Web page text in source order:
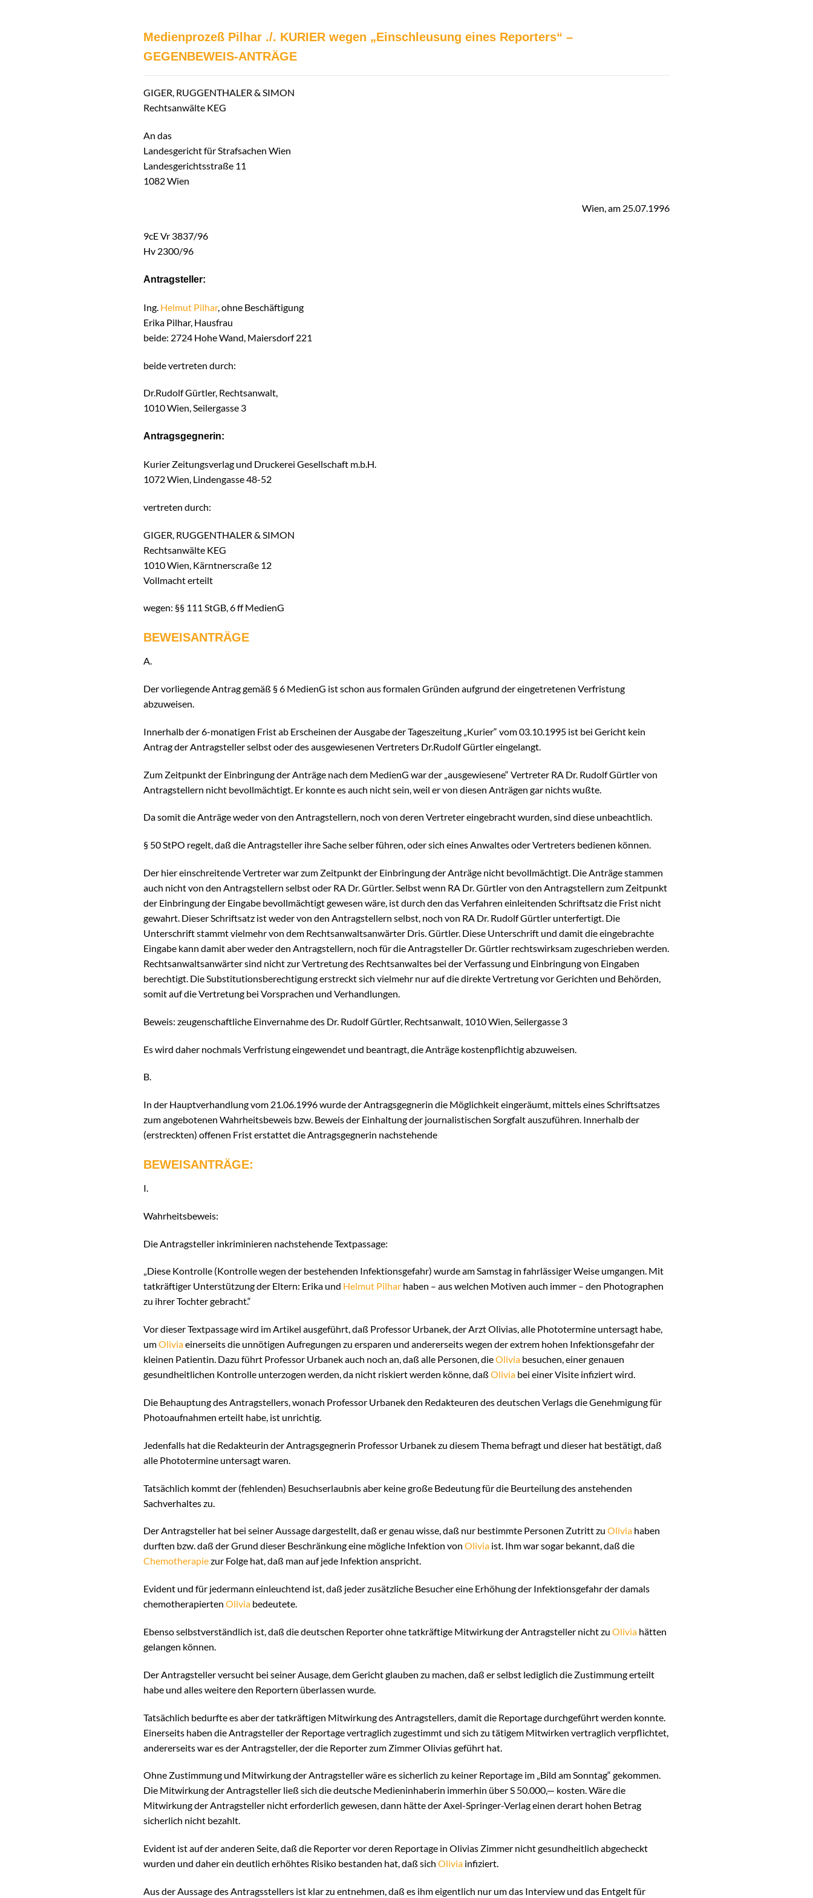
Medienprozeß Pilhar ./. KURIER wegen „Einschleusung eines Reporters“ –
GEGENBEWEIS-ANTRÄGE
GIGER, RUGGENTHALER & SIMON
Rechtsanwälte KEG
An das
Landesgericht für Strafsachen Wien
Landesgerichtsstraße 11
1082 Wien
Wien, am 25.07.1996
9cE Vr 3837/96
Hv 2300/96
Antragsteller:
Ing. Helmut Pilhar, ohne Beschäftigung
Erika Pilhar, Hausfrau
beide: 2724 Hohe Wand, Maiersdorf 221
beide vertreten durch:
Dr.Rudolf Gürtler, Rechtsanwalt,
1010 Wien, Seilergasse 3
Antragsgegnerin:
Kurier Zeitungsverlag und Druckerei Gesellschaft m.b.H.
1072 Wien, Lindengasse 48-52
vertreten durch:
GIGER, RUGGENTHALER & SIMON
Rechtsanwälte KEG
1010 Wien, Kärntnerscraße 12
Vollmacht erteilt
wegen: §§ 111 StGB, 6 ff MedienG
BEWEISANTRÄGE
A.
Der vorliegende Antrag gemäß § 6 MedienG ist schon aus formalen Gründen aufgrund der eingetretenen Verfristung
abzuweisen.
Innerhalb der 6-monatigen Frist ab Erscheinen der Ausgabe der Tageszeitung „Kurier“ vom 03.10.1995 ist bei Gericht kein
Antrag der Antragsteller selbst oder des ausgewiesenen Vertreters Dr.Rudolf Gürtler eingelangt.
Zum Zeitpunkt der Einbringung der Anträge nach dem MedienG war der „ausgewiesene“ Vertreter RA Dr. Rudolf Gürtler von
Antragstellern nicht bevollmächtigt. Er konnte es auch nicht sein, weil er von diesen Anträgen gar nichts wußte.
Da somit die Anträge weder von den Antragstellern, noch von deren Vertreter eingebracht wurden, sind diese unbeachtlich.
§ 50 StPO regelt, daß die Antragsteller ihre Sache selber führen, oder sich eines Anwaltes oder Vertreters bedienen können.
Der hier einschreitende Vertreter war zum Zeitpunkt der Einbringung der Anträge nicht bevollmächtigt. Die Anträge stammen
auch nicht von den Antragstellern selbst oder RA Dr. Gürtler. Selbst wenn RA Dr. Gürtler von den Antragstellern zum Zeitpunkt
der Einbringung der Eingabe bevollmächtigt gewesen wäre, ist durch den das Verfahren einleitenden Schriftsatz die Frist nicht
gewahrt. Dieser Schriftsatz ist weder von den Antragstellern selbst, noch von RA Dr. Rudolf Gürtler unterfertigt. Die
Unterschrift stammt vielmehr von dem Rechtsanwaltsanwärter Dris. Gürtler. Diese Unterschrift und damit die eingebrachte
Eingabe kann damit aber weder den Antragstellern, noch für die Antragsteller Dr. Gürtler rechtswirksam zugeschrieben werden.
Rechtsanwaltsanwärter sind nicht zur Vertretung des Rechtsanwaltes bei der Verfassung und Einbringung von Eingaben
berechtigt. Die Substitutionsberechtigung erstreckt sich vielmehr nur auf die direkte Vertretung vor Gerichten und Behörden,
somit auf die Vertretung bei Vorsprachen und Verhandlungen.
Beweis: zeugenschaftliche Einvernahme des Dr. Rudolf Gürtler, Rechtsanwalt, 1010 Wien, Seilergasse 3
Es wird daher nochmals Verfristung eingewendet und beantragt, die Anträge kostenpflichtig abzuweisen.
B.
In der Hauptverhandlung vom 21.06.1996 wurde der Antragsgegnerin die Möglichkeit eingeräumt, mittels eines Schriftsatzes
zum angebotenen Wahrheitsbeweis bzw. Beweis der Einhaltung der journalistischen Sorgfalt auszuführen. Innerhalb der
(erstreckten) offenen Frist erstattet die Antragsgegnerin nachstehende
BEWEISANTRÄGE:
I.
Wahrheitsbeweis:
Die Antragsteller inkriminieren nachstehende Textpassage:
„Diese Kontrolle (Kontrolle wegen der bestehenden Infektionsgefahr) wurde am Samstag in fahrlässiger Weise umgangen. Mit
tatkräftiger Unterstützung der Eltern: Erika und Helmut Pilhar haben – aus welchen Motiven auch immer – den Photographen
zu ihrer Tochter gebracht.“
Vor dieser Textpassage wird im Artikel ausgeführt, daß Professor Urbanek, der Arzt Olivias, alle Phototermine untersagt habe,
umOliviaeinerseits die unnötigen Aufregungen zu ersparen und andererseits wegen der extrem hohen Infektionsgefahr der
kleinen Patientin. Dazu führt Professor Urbanek auch noch an, daß alle Personen, dieOlivia besuchen, einer genauen
gesundheitlichen Kontrolle unterzogen werden, da nicht riskiert werden könne, daß Olivia bei einer Visite infiziert wird.
Die Behauptung des Antragstellers, wonach Professor Urbanek den Redakteuren des deutschen Verlags die Genehmigung für
Photoaufnahmen erteilt habe, ist unrichtig.
Jedenfalls hat die Redakteurin der Antragsgegnerin Professor Urbanek zu diesem Thema befragt und dieser hat bestätigt, daß
alle Phototermine untersagt waren.
Tatsächlich kommt der (fehlenden) Besuchserlaubnis aber keine große Bedeutung für die Beurteilung des anstehenden
Sachverhaltes zu.
Der Antragsteller hat bei seiner Aussage dargestellt, daß er genau wisse, daß nur bestimmte Personen Zutritt zu Olivia haben
durften bzw. daß der Grund dieser Beschränkung eine mögliche Infektion von Olivia ist. Ihm war sogar bekannt, daß die
Chemotherapiezur Folge hat, daß man auf jede Infektion anspricht.
Evident und für jedermann einleuchtend ist, daß jeder zusätzliche Besucher eine Erhöhung der Infektionsgefahr der damals
chemotherapierten Olivia bedeutete.
Ebenso selbstverständlich ist, daß die deutschen Reporter ohne tatkräftige Mitwirkung der Antragsteller nicht zu Olivia hätten
gelangen können.
Der Antragsteller versucht bei seiner Ausage, dem Gericht glauben zu machen, daß er selbst lediglich die Zustimmung erteilt
habe und alles weitere den Reportern überlassen wurde.
Tatsächlich bedurfte es aber der tatkräftigen Mitwirkung des Antragstellers, damit die Reportage durchgeführt werden konnte.
Einerseits haben die Antragsteller der Reportage vertraglich zugestimmt und sich zu tätigem Mitwirken vertraglich verpflichtet,
andererseits war es der Antragsteller, der die Reporter zum Zimmer Olivias geführt hat.
Ohne Zustimmung und Mitwirkung der Antragsteller wäre es sicherlich zu keiner Reportage im „Bild am Sonntag“ gekommen.
Die Mitwirkung der Antragsteller ließ sich die deutsche Medieninhaberin immerhin über S 50.000,— kosten. Wäre die
Mitwirkung der Antragsteller nicht erforderlich gewesen, dann hätte der Axel-Springer-Verlag einen derart hohen Betrag
sicherlich nicht bezahlt.
Evident ist auf der anderen Seite, daß die Reporter vor deren Reportage in Olivias Zimmer nicht gesundheitlich abgecheckt
wurden und daher ein deutlich erhöhtes Risiko bestanden hat, daß sich Olivia infiziert.
Aus der Aussage des Antragsstellers ist klar zu entnehmen, daß es ihm eigentlich nur um das Interview und das Entgelt für